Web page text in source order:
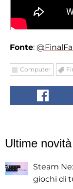
Fonte:
Computer
Ultime novità
Steam
giochi di